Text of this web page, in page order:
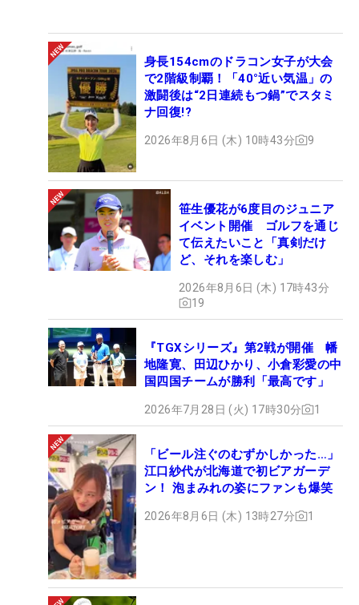
身長154cmのドラコン女子が大会
で2階級制覇！「40°近い気温」の
激闘後は“2日連続もつ鍋”でスタミ
ナ回復!?
2026年8月6日 (木) 10時43分 9
笹生優花が6度目のジュニア
イベント開催 ゴルフを通じ
て伝えたいこと「真剣だけ
ど、それを楽しむ」
2026年8月6日 (木) 17時43分
19
『TGXシリーズ』第2戦が開催 幡
地隆寛、田辺ひかり、小倉彩愛の中
国四国チームが勝利「最高です」
2026年7月28日 (火) 17時30分 1
「ビール注ぐのむずかしかった…」
江口紗代が北海道で初ビアガーデ
ン！ 泡まみれの姿にファンも爆笑
2026年8月6日 (木) 13時27分 1